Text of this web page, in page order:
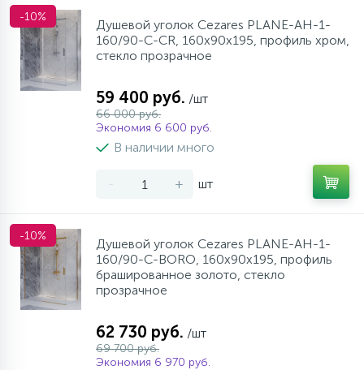
-10%
Душевой уголок Cezares PLANE-AH-1-
160/90-C-CR, 160х90х195, профиль хром,
стекло прозрачное
59 400 руб. /шт
66 000 руб.
Экономия 6 600 руб.
В наличии много
- + шт
-10%
Душевой уголок Cezares PLANE-AH-1-
160/90-C-BORO, 160х90х195, профиль
брашированное золото, стекло
прозрачное
62 730 руб. /шт
69 700 руб.
Экономия 6 970 руб.